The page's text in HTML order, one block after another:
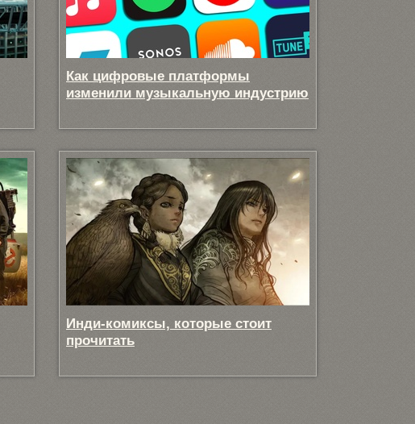
Как цифровые платформы
изменили музыкальную индустрию
Инди-комиксы, которые стоит
прочитать